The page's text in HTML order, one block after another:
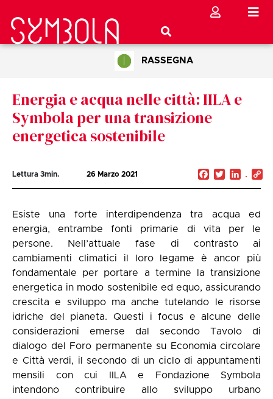
RASSEGNA
Energia e acqua nelle città: IILA e
Symbola per una transizione
energetica sostenibile
Lettura 3min. 26 Marzo 2021 Facebook
Twitter
Esiste una forte interdipendenza tra acqua ed
energia, entrambe fonti primarie di vita per le
persone. Nell’attuale fase di contrasto ai
cambiamenti climatici il loro legame è ancor più
fondamentale per portare a termine la transizione
energetica in modo sostenibile ed equo, assicurando
crescita e sviluppo ma anche tutelando le risorse
idriche del pianeta. Questi i focus e alcune delle
considerazioni emerse dal secondo Tavolo di
dialogo del Foro permanente su Economia circolare
e Città verdi, il secondo di un ciclo di appuntamenti
mensili con cui IILA e Fondazione Symbola
intendono contribuire allo sviluppo urbano